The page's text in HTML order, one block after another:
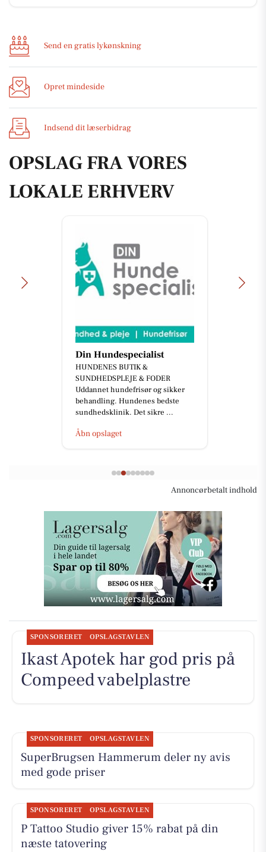
Send en gratis lykønskning
Opret mindeside
Indsend dit læserbidrag
OPSLAG FRA VORES
LOKALE ERHVERV
Din Hundespecialist
HUNDENES BUTIK &
SUNDHEDSPLEJE & FODER
Uddannet hundefrisør og sikker
behandling. Hundenes bedste
sundhedsklinik. Det sikre ...
Åbn opslaget
Annoncørbetalt indhold
SPONSORERET OPSLAGSTAVLEN
Ikast Apotek har god pris på
Compeed vabelplastre
SPONSORERET OPSLAGSTAVLEN
SuperBrugsen Hammerum deler ny avis
med gode priser
SPONSORERET OPSLAGSTAVLEN
P Tattoo Studio giver 15% rabat på din
næste tatovering